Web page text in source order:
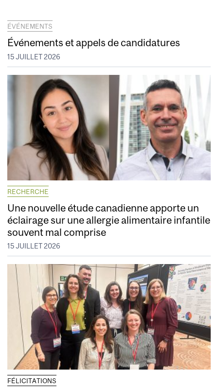
ÉVÉNEMENTS
Événements et appels de candidatures
15 JUILLET 2026
RECHERCHE
Une nouvelle étude canadienne apporte un
éclairage sur une allergie alimentaire infantile
souvent mal comprise
15 JUILLET 2026
FÉLICITATIONS